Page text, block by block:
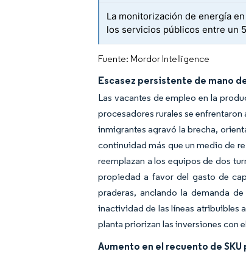
La monitorización de energía
los servicios públicos entre un
Fuente: Mordor Intelligence
Escasez persistente de mano
Las vacantes de empleo en la
procesadores rurales se
inmigrantes agravó la brecha,
continuidad más que un medio de
reemplazan a los equipos de dos
propiedad a favor del gasto de
praderas, anclando la demanda
inactividad de las líneas atribuibles
planta priorizan las inversiones con
Aumento en el recuento de